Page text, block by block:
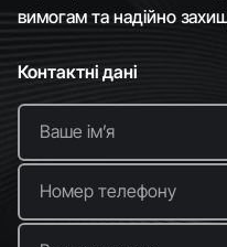
вимогам та надійно
Контактні дані
Ваше імʼя
Номер телефону